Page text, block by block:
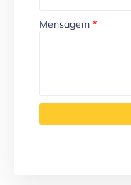
Mensagem *